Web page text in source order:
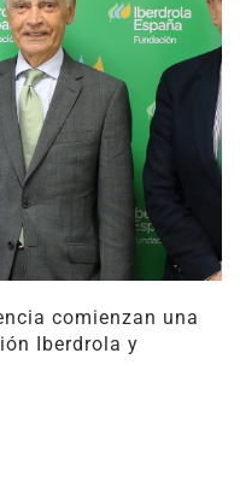
comienzan una
Iberdrola y